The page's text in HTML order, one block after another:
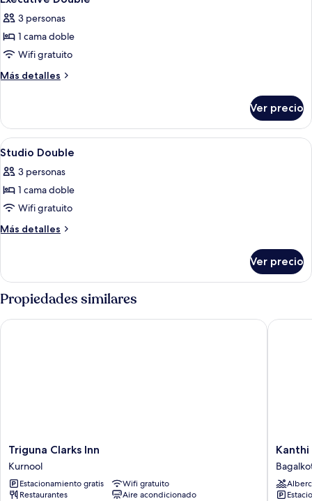
todas
las
fotos
de
Executive
3 personas
1 cama doble
Wifi gratuito
Más detalles
Más
Double
Ver precio
Abrir
todas
las
fotos
de
Studio
Habitación de hotel con una cama
2
Studio Double
3 personas
1 cama doble
Wifi gratuito
Más detalles
Más
Double
Ver precio
Propiedades similares
Triguna
Clarks
Inn
Kurnool
Triguna Clarks Inn
Kurnool
Estacionamiento gratis
Wifi gratuito
Restaurantes
Aire acondicionado
Triguna Clarks Inn
Kanthi
Resorts
Badami
Kanthi
Kanthi